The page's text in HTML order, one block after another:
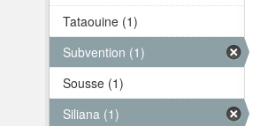
Tataouine (1)
Subvention (1)
Sousse (1)
Siliana (1)